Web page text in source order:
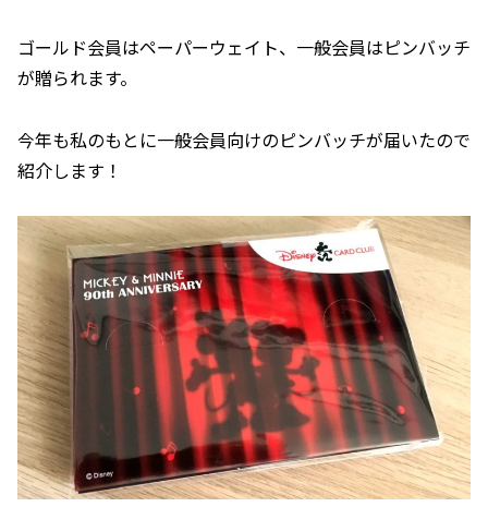
ゴールド会員はペーパーウェイト、一般会員はピンバッチ
が贈られます。
今年も私のもとに一般会員向けのピンバッチが届いたので
紹介します！